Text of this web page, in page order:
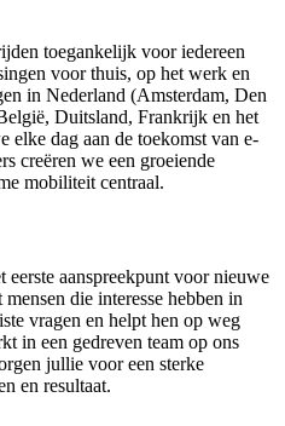
toegankelijk voor iedereen
voor thuis, op het werk en
in Nederland (Amsterdam, Den
Duitsland, Frankrijk en het
dag aan de toekomst van e-
creëren we een groeiende
mobiliteit centraal.
aanspreekpunt voor nieuwe
die interesse hebben in
vragen en helpt hen op weg
in een gedreven team op ons
jullie voor een sterke
en resultaat.